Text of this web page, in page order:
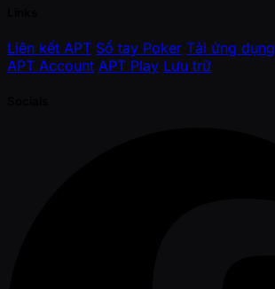
Liên kết APT Sổ tay Poker Tải ứng dụng
APT Account APT Play Lưu trữ